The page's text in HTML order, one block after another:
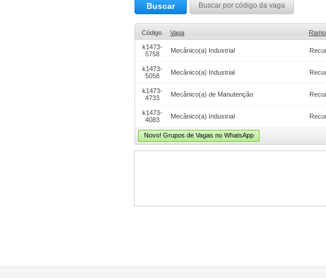
Buscar Buscar por código da vaga
Código Vaga
k1473-
5758
Mecânico(a) Industrial
k1473-
5058
Mecânico(a) Industrial
k1473-
4733
Mecânico(a) de Manutenção
k1473-
4083
Mecânico(a) Industrial
Novo! Grupos de Vagas no WhatsApp